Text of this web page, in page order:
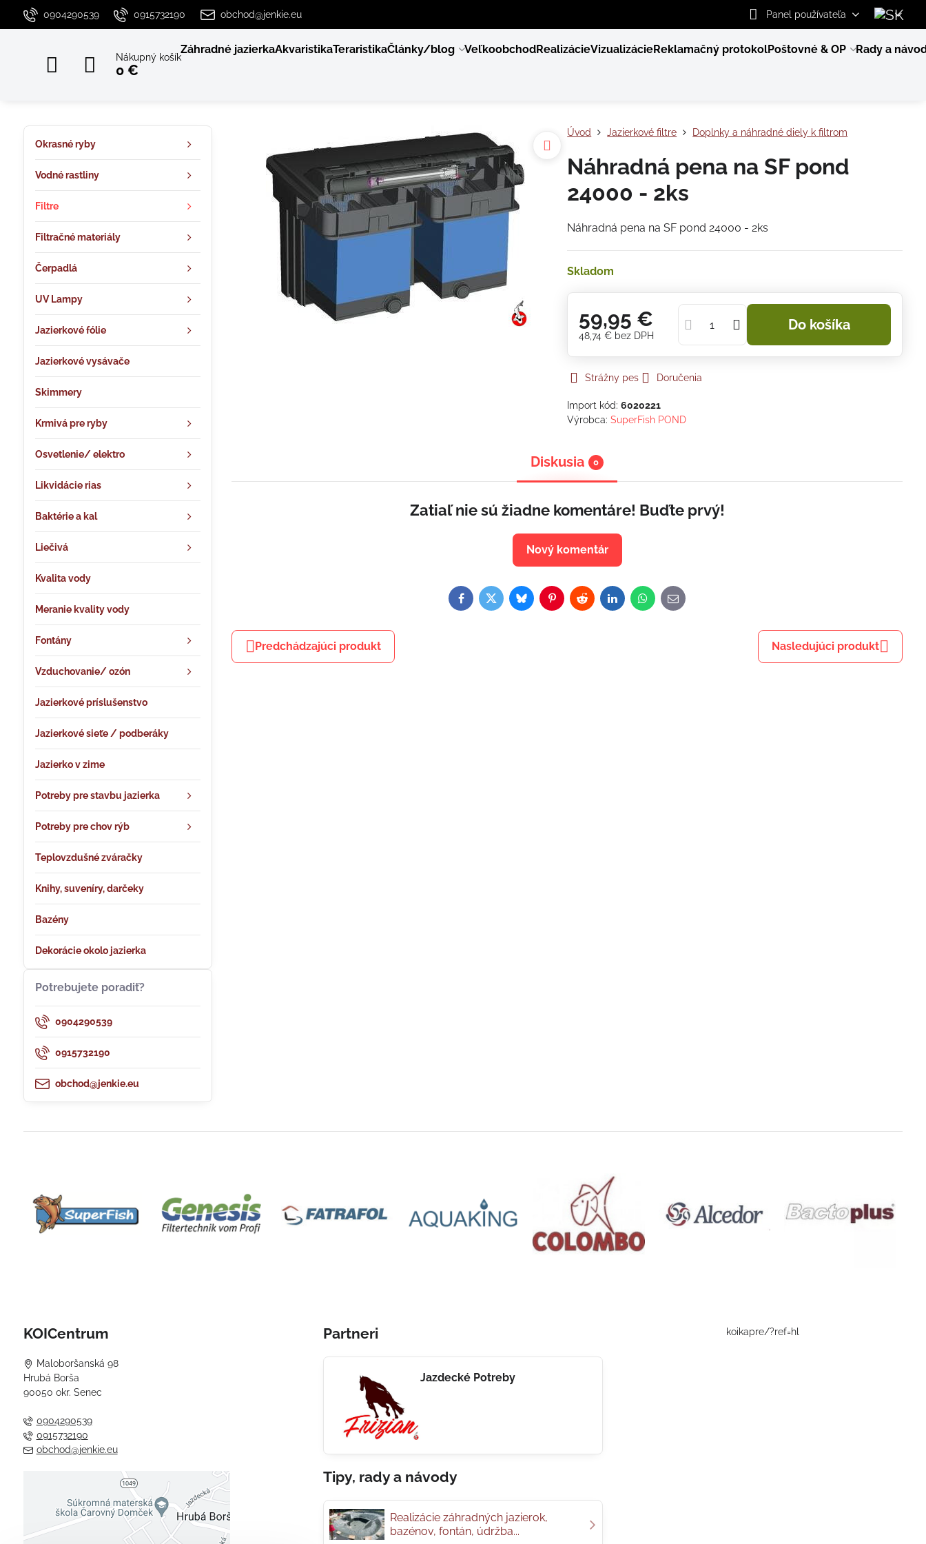
0904290539 0915732190 obchod@jenkie.eu Panel používateľa
Nákupný košík
0 €
Záhradné jazierkaAkvaristikaTeraristikaČlánky/blog VeľkoobchodRealizácieVizualizácieReklamačný protokolPoštovné & OP Rady a
Úvod Jazierkové filtre Doplnky a náhradné diely k filtrom
Náhradná pena na SF pond
24000 - 2ks
Náhradná pena na SF pond 24000 - 2ks
Skladom
59,95 €
48,74 € bez DPH
Do košíka
Strážny pes Doručenia
Import kód:6020221
Výrobca:SuperFish POND
Diskusia 0
Zatiaľ nie sú žiadne komentáre! Buďte prvý!
Nový komentár
Facebook
TwitterBlueskyPinterestRedditLinkedInWhatsApp
E-
mail
Predchádzajúci produkt Nasledujúci produkt
Okrasné ryby
Vodné rastliny
Filtre
Filtračné materiály
Čerpadlá
UV Lampy
Jazierkové fólie
Jazierkové vysávače
Skimmery
Krmivá pre ryby
Osvetlenie/ elektro
Likvidácie rias
Baktérie a kal
Liečivá
Kvalita vody
Meranie kvality vody
Fontány
Vzduchovanie/ ozón
Jazierkové príslušenstvo
Jazierkové sieťe / podberáky
Jazierko v zime
Potreby pre stavbu jazierka
Potreby pre chov rýb
Teplovzdušné zváračky
Knihy, suveníry, darčeky
Bazény
Dekorácie okolo jazierka
Potrebujete poradiť?
0904290539
0915732190
obchod@jenkie.eu
KOICentrum
Maloboršanská 98
Hrubá Borša
90050 okr. Senec
0904290539
0915732190
obchod@jenkie.eu
Externý obsah je blokovaný
Voľbami súkromia
Partneri
Jazdecké Potreby
Tipy, rady a návody
Realizácie záhradných jazierok,
bazénov, fontán, údržba...
koikapre/?ref=hl